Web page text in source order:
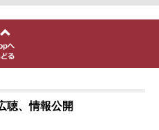
聴、情報公開